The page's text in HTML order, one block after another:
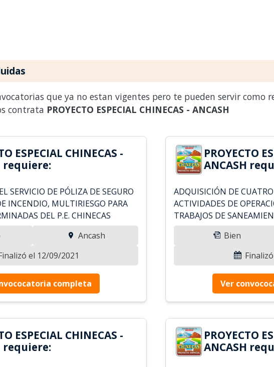
que ya no estan vigentes pero te pueden servir como
contrata PROYECTO ESPECIAL CHINECAS - ANCASH
ESPECIAL CHINECAS -
requiere:
SERVICIO DE PÓLIZA DE SEGURO
INCENDIO, MULTIRIESGO PARA
DEL P.E. CHINECAS
Ancash
el 12/09/2021
completa
PROYECTO
ANCASH
ADQUISICIÓN DE
ACTIVIDADES DE
TRABAJOS DE
Bien
Ver
ESPECIAL CHINECAS -
requiere:
PROYECTO
ANCASH